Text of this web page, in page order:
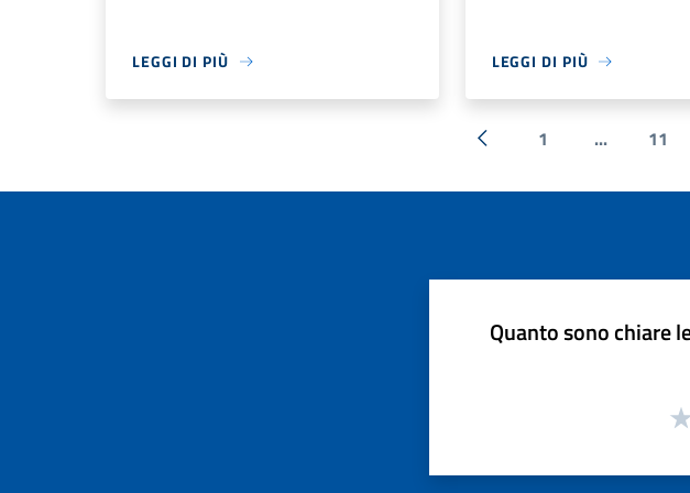
LEGGI DI PIÙ LEGGI DI PIÙ
« Precedente
1 ... 11
Quanto sono chiare